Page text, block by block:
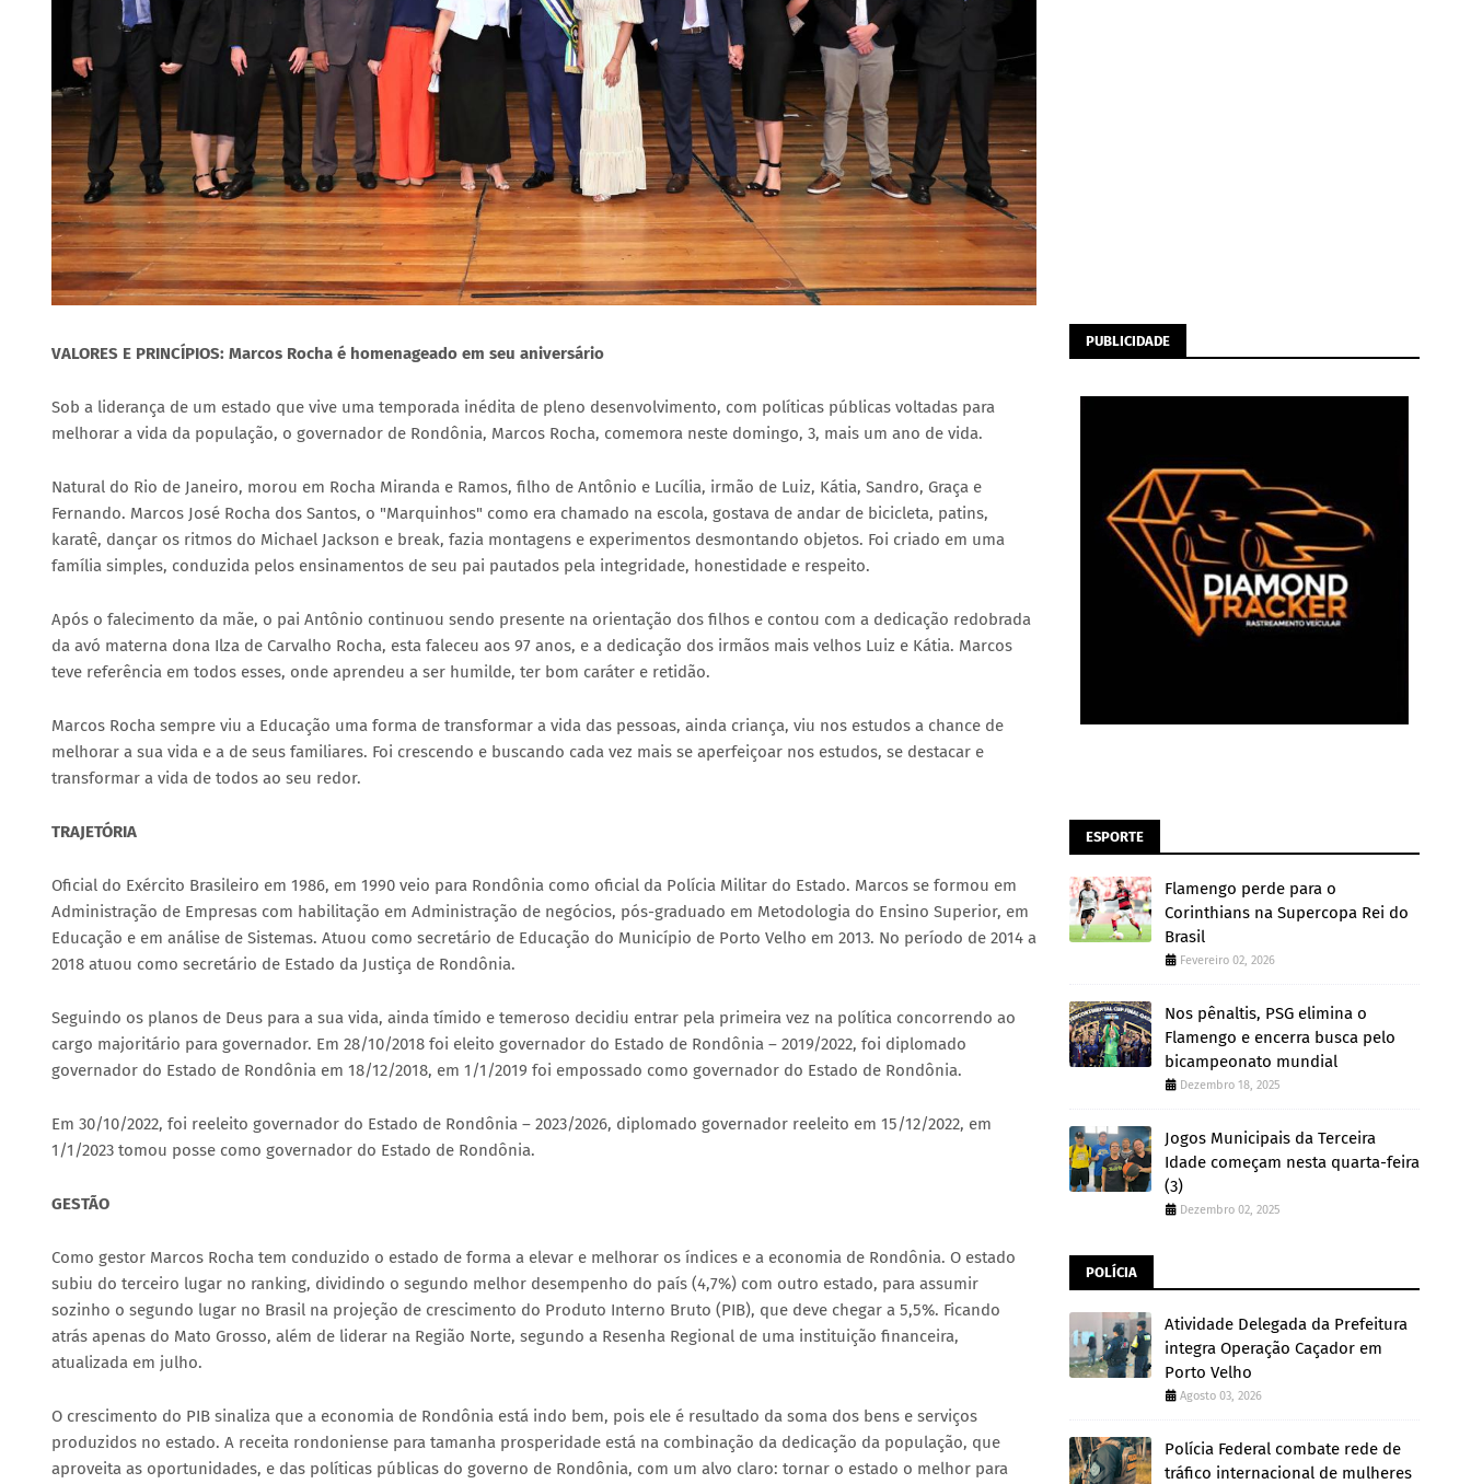
VALORES E PRINCÍPIOS: Marcos Rocha é homenageado em seu aniversário
Sob a liderança de um estado que vive uma temporada inédita de pleno desenvolvimento, com políticas públicas voltadas para
melhorar a vida da população, o governador de Rondônia, Marcos Rocha, comemora neste domingo, 3, mais um ano de vida.
Natural do Rio de Janeiro, morou em Rocha Miranda e Ramos, filho de Antônio e Lucília, irmão de Luiz, Kátia, Sandro, Graça e
Fernando. Marcos José Rocha dos Santos, o "Marquinhos" como era chamado na escola, gostava de andar de bicicleta, patins,
karatê, dançar os ritmos do Michael Jackson e break, fazia montagens e experimentos desmontando objetos. Foi criado em uma
família simples, conduzida pelos ensinamentos de seu pai pautados pela integridade, honestidade e respeito.
Após o falecimento da mãe, o pai Antônio continuou sendo presente na orientação dos filhos e contou com a dedicação redobrada
da avó materna dona Ilza de Carvalho Rocha, esta faleceu aos 97 anos, e a dedicação dos irmãos mais velhos Luiz e Kátia. Marcos
teve referência em todos esses, onde aprendeu a ser humilde, ter bom caráter e retidão.
Marcos Rocha sempre viu a Educação uma forma de transformar a vida das pessoas, ainda criança, viu nos estudos a chance de
melhorar a sua vida e a de seus familiares. Foi crescendo e buscando cada vez mais se aperfeiçoar nos estudos, se destacar e
transformar a vida de todos ao seu redor.
TRAJETÓRIA
Oficial do Exército Brasileiro em 1986, em 1990 veio para Rondônia como oficial da Polícia Militar do Estado. Marcos se formou em
Administração de Empresas com habilitação em Administração de negócios, pós-graduado em Metodologia do Ensino Superior, em
Educação e em análise de Sistemas. Atuou como secretário de Educação do Município de Porto Velho em 2013. No período de 2014 a
2018 atuou como secretário de Estado da Justiça de Rondônia.
Seguindo os planos de Deus para a sua vida, ainda tímido e temeroso decidiu entrar pela primeira vez na política concorrendo ao
cargo majoritário para governador. Em 28/10/2018 foi eleito governador do Estado de Rondônia – 2019/2022, foi diplomado
governador do Estado de Rondônia em 18/12/2018, em 1/1/2019 foi empossado como governador do Estado de Rondônia.
Em 30/10/2022, foi reeleito governador do Estado de Rondônia – 2023/2026, diplomado governador reeleito em 15/12/2022, em
1/1/2023 tomou posse como governador do Estado de Rondônia.
GESTÃO
Como gestor Marcos Rocha tem conduzido o estado de forma a elevar e melhorar os índices e a economia de Rondônia. O estado
subiu do terceiro lugar no ranking, dividindo o segundo melhor desempenho do país (4,7%) com outro estado, para assumir
sozinho o segundo lugar no Brasil na projeção de crescimento do Produto Interno Bruto (PIB), que deve chegar a 5,5%. Ficando
atrás apenas do Mato Grosso, além de liderar na Região Norte, segundo a Resenha Regional de uma instituição financeira,
atualizada em julho.
O crescimento do PIB sinaliza que a economia de Rondônia está indo bem, pois ele é resultado da soma dos bens e serviços
produzidos no estado. A receita rondoniense para tamanha prosperidade está na combinação da dedicação da população, que
aproveita as oportunidades, e das políticas públicas do governo de Rondônia, com um alvo claro: tornar o estado o melhor para
PUBLICIDADE
ESPORTE
Flamengo perde para o
Corinthians na Supercopa Rei do
Brasil
Fevereiro 02, 2026
Nos pênaltis, PSG elimina o
Flamengo e encerra busca pelo
bicampeonato mundial
Dezembro 18, 2025
Jogos Municipais da Terceira
Idade começam nesta quarta-feira
(3)
Dezembro 02, 2025
POLÍCIA
Atividade Delegada da Prefeitura
integra Operação Caçador em
Porto Velho
Agosto 03, 2026
Polícia Federal combate rede de
tráfico internacional de mulheres